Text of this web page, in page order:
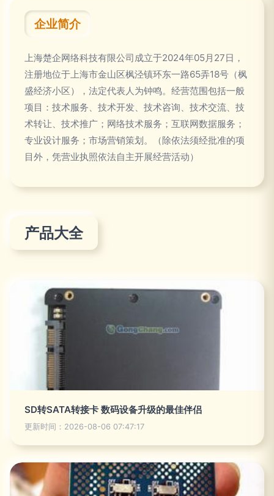
企业简介
上海楚企网络科技有限公司成立于2024年05月27日，
注册地位于上海市金山区枫泾镇环东一路65弄18号（枫
盛经济小区），法定代表人为钟鸣。经营范围包括一般
项目：技术服务、技术开发、技术咨询、技术交流、技
术转让、技术推广；网络技术服务；互联网数据服务；
专业设计服务；市场营销策划。（除依法须经批准的项
目外，凭营业执照依法自主开展经营活动）
产品大全
SD转SATA转接卡 数码设备升级的最佳伴侣
更新时间：2026-08-06 07:47:17